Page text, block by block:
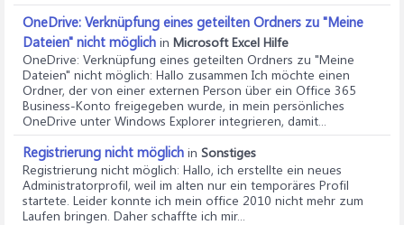
OneDrive: Verknüpfung eines geteilten Ordners zu "Meine
Dateien" nicht möglich in Microsoft Excel Hilfe
OneDrive: Verknüpfung eines geteilten Ordners zu "Meine
Dateien" nicht möglich: Hallo zusammen Ich möchte einen
Ordner, der von einer externen Person über ein Office 365
Business-Konto freigegeben wurde, in mein persönliches
OneDrive unter Windows Explorer integrieren, damit...
Registrierung nicht möglich in Sonstiges
Registrierung nicht möglich: Hallo, ich erstellte ein neues
Administratorprofil, weil im alten nur ein temporäres Profil
startete. Leider konnte ich mein office 2010 nicht mehr zum
Laufen bringen. Daher schaffte ich mir...